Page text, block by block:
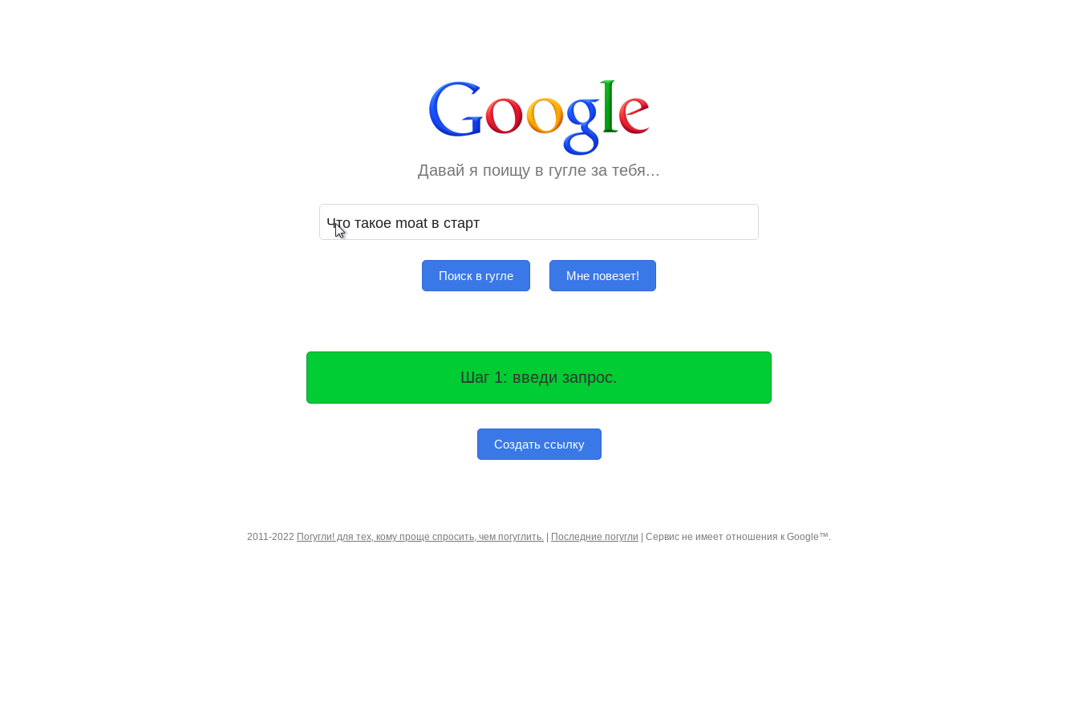
Давай я поищу в гугле за тебя...
Поиск в гугле Мне повезет!
Шаг 1: введи запрос.
Создать ссылку
2011-2022 Погугли! для тех, кому проще спросить, чем погуглить. Последние погугли | Сервис не имеет отношения к Google™.